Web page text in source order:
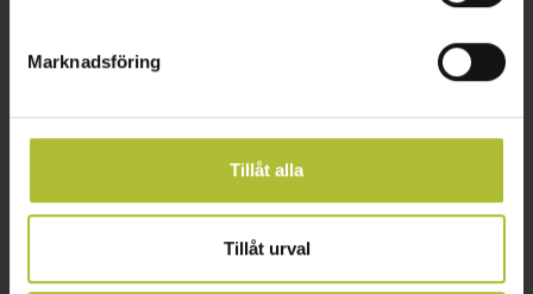
Marknadsföring
Tillåt alla
Tillåt urval
Arbetsgivarguiden
VisitaAkademin
Partner och samarbeten
Arkiv – nyhetsbrev
Följ oss
Facebook